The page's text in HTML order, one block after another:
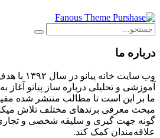
درباره ما
وب سایت
آموزشی و تحلیلی درباره ساز پیانو
ما بر این است تا مطالب منتشر شده
مبحث معرفی برندهای مختلف تلاش
گونه جهت گیری و سلیقه شخصی و
علاقه‌مندان کمک کند.